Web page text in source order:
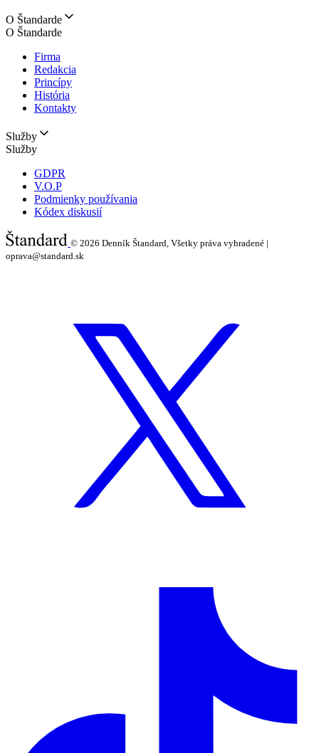
O Štandarde
O Štandarde
Firma
Redakcia
Princípy
História
Kontakty
Služby
Služby
GDPR
V.O.P
Podmienky používania
Kódex diskusií
© 2026 Denník Štandard, Všetky práva vyhradené |
oprava@standard.sk